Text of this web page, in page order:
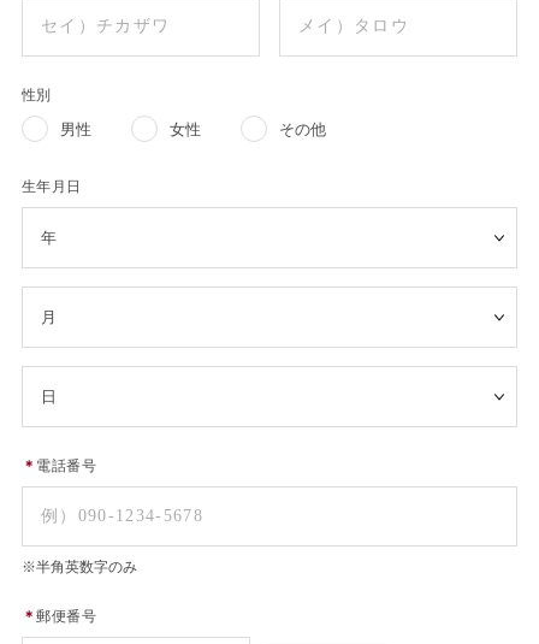
性別
男性 女性 その他
生年月日
＊ 電話番号
※半角英数字のみ
＊郵便番号